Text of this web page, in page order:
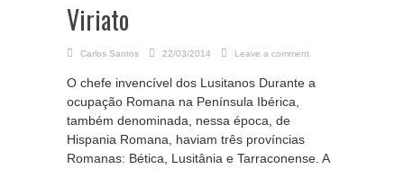
Viriato
Carlos Santos 22/03/2014 Leave a comment
O chefe invencível dos Lusitanos Durante a
ocupação Romana na Península Ibérica,
também denominada, nessa época, de
Hispania Romana, haviam três províncias
Romanas: Bética, Lusitânia e Tarraconense. A